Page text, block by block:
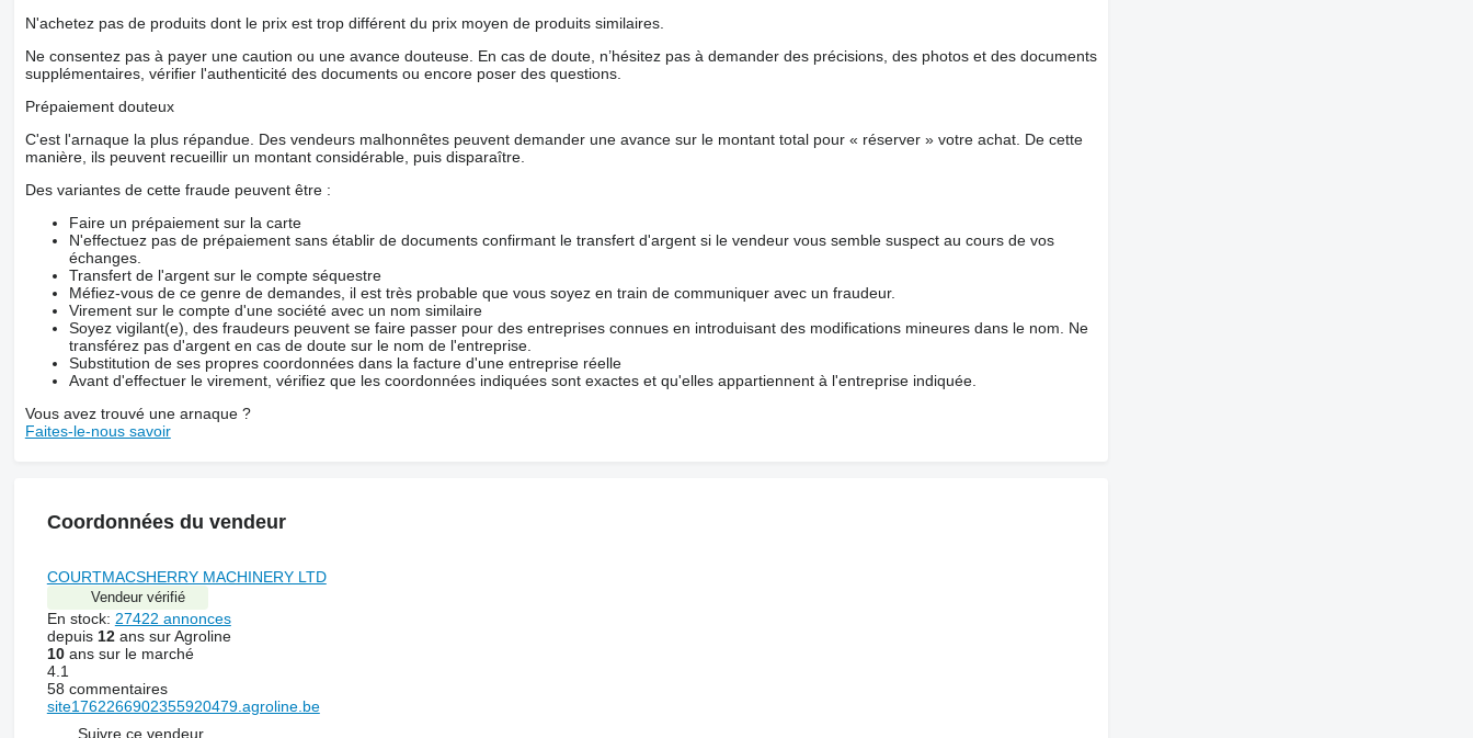
N'achetez pas de produits dont le prix est trop différent du prix moyen de produits similaires.
Ne consentez pas à payer une caution ou une avance douteuse. En cas de doute, n’hésitez pas à demander des précisions, des photos et des documents
supplémentaires, vérifier l'authenticité des documents ou encore poser des questions.
Prépaiement douteux
C'est l'arnaque la plus répandue. Des vendeurs malhonnêtes peuvent demander une avance sur le montant total pour « réserver » votre achat. De cette
manière, ils peuvent recueillir un montant considérable, puis disparaître.
Des variantes de cette fraude peuvent être :
Faire un prépaiement sur la carte
N'effectuez pas de prépaiement sans établir de documents confirmant le transfert d'argent si le vendeur vous semble suspect au cours de vos
échanges.
Transfert de l'argent sur le compte séquestre
Méfiez-vous de ce genre de demandes, il est très probable que vous soyez en train de communiquer avec un fraudeur.
Virement sur le compte d'une société avec un nom similaire
Soyez vigilant(e), des fraudeurs peuvent se faire passer pour des entreprises connues en introduisant des modifications mineures dans le nom. Ne
transférez pas d'argent en cas de doute sur le nom de l'entreprise.
Substitution de ses propres coordonnées dans la facture d'une entreprise réelle
Avant d'effectuer le virement, vérifiez que les coordonnées indiquées sont exactes et qu'elles appartiennent à l'entreprise indiquée.
Vous avez trouvé une arnaque ?
Faites-le-nous savoir
Coordonnées du vendeur
COURTMACSHERRY MACHINERY LTD
Vendeur vérifié
En stock: 27422 annonces
depuis 12ans sur Agroline
10ans sur le marché
4.1
58 commentaires
site1762266902355920479.agroline.be
Suivre ce vendeur